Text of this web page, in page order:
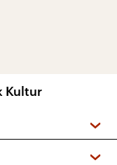
Kultur